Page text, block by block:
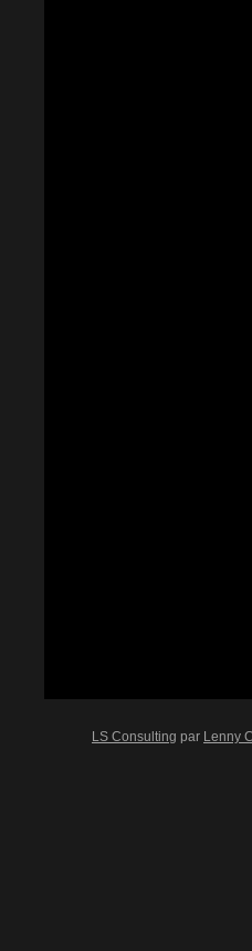
LS Consulting par Lenny